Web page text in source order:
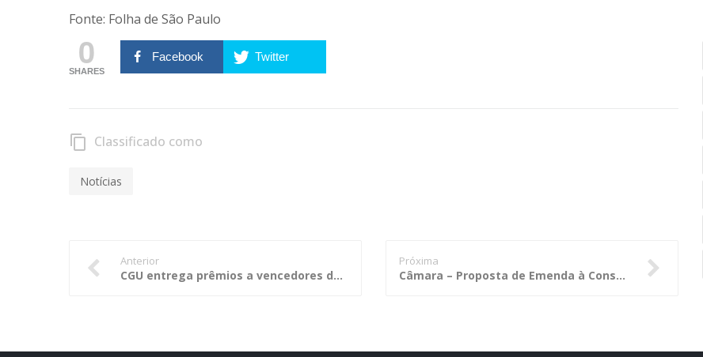
Fonte: Folha de São Paulo
0
SHARES
Facebook Twitter
content_copy Classificado como
Notícias
Anterior
CGU entrega prêmios a vencedores do 8º Concurso de Desenho e Redação
Próxima
Câmara – Proposta de Emenda à Constituição para estabelecer os Tribunais de Contas como órgãos permanentes e essenciais ao controle externo da administração pública. (PEC-0002/2017)